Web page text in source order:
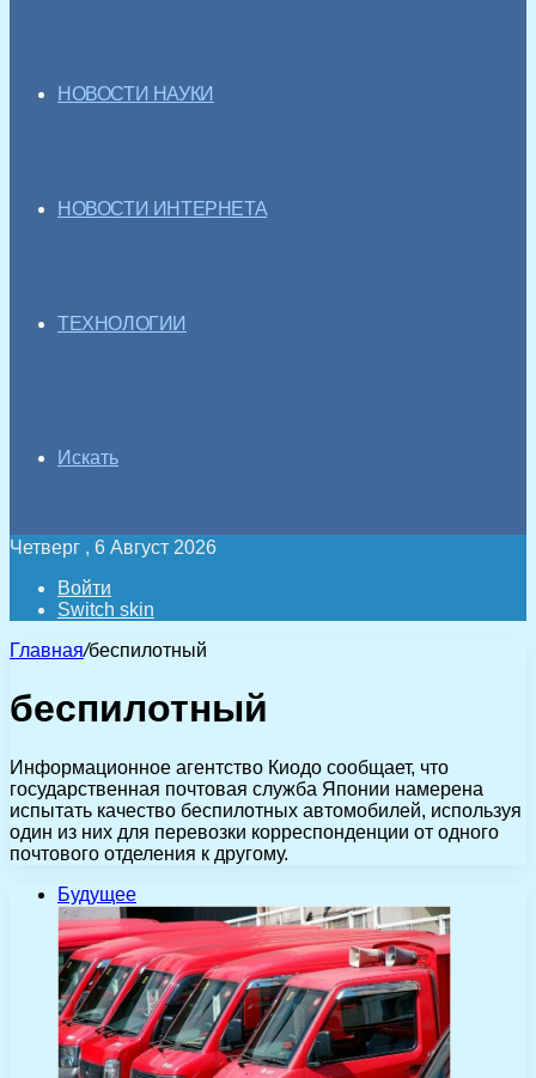
НОВОСТИ НАУКИ
НОВОСТИ ИНТЕРНЕТА
ТЕХНОЛОГИИ
Искать
Четверг , 6 Август 2026
Войти
Switch skin
Главная/беспилотный
беспилотный
Информационное агентство Киодо сообщает, что
государственная почтовая служба Японии намерена
испытать качество беспилотных автомобилей, используя
один из них для перевозки корреспонденции от одного
почтового отделения к другому.
Будущее